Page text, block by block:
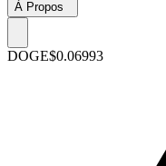
À Propos
DOGE$0.06993